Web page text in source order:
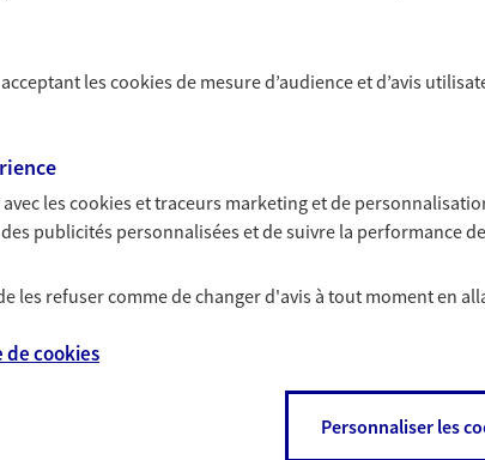
tout en vous protégeant. Pour la souscription
sur une sélection de contrat Santé, Prévoyance
lescookiesde mesure d’audience et d’avis
lescookies et traceurs marketing et de
publicités personnalisées et de suivre la performance
les refuser comme de changer d'avis à tout moment en
decookies
Personnaliser les